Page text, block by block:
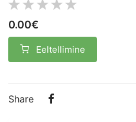
0.00€
Eeltellimine
Share